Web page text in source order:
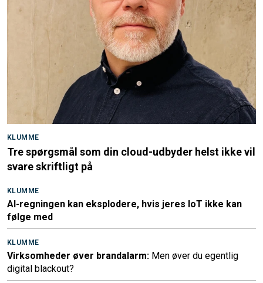
KLUMME
Tre spørgsmål som din cloud-udbyder helst ikke vil
svare skriftligt på
KLUMME
AI-regningen kan eksplodere, hvis jeres IoT ikke kan
følge med
KLUMME
Virksomheder øver brandalarm: Men øver du egentlig
digital blackout?